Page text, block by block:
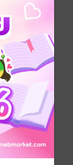
กลา
(สารบัญ)
ายน 2567
คำ)